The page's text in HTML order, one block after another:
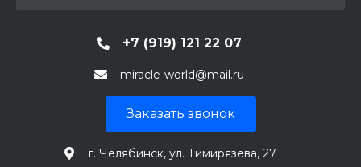
+7 (919) 121 22 07
miracle-world@mail.ru
Заказать звонок
г. Челябинск, ул. Тимирязева, 27